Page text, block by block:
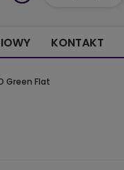
KONTAKT
Green Flat